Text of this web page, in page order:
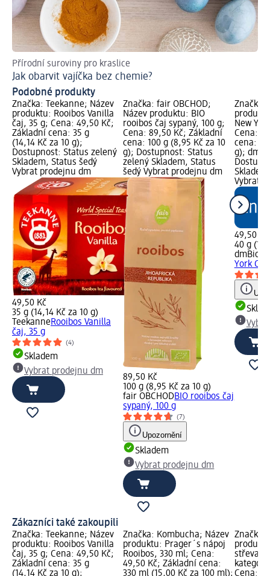
Přírodní suroviny pro kraslice
Jak obarvit vajíčka bez chemie?
Podobné produkty
Značka: Teekanne; Název
produktu: Rooibos Vanilla
čaj, 35 g; Cena: 49,50 Kč;
Základní cena: 35 g
(14,14 Kč za 10 g);
Dostupnost: Status zelený
Skladem, Status šedý
Vybrat prodejnu dm
49,50 Kč
35 g (14,14 Kč za 10 g)
TeekanneRooibos Vanilla
čaj, 35 g
(4)
Skladem
Vybrat prodejnu dm
Značka: fair OBCHOD;
Název produktu: BIO
rooibos čaj sypaný, 100 g;
Cena: 89,50 Kč; Základní
cena: 100 g (8,95 Kč za 10
g); Dostupnost: Status
zelený Skladem, Status
šedý Vybrat prodejnu dm
89,50 Kč
100 g (8,95 Kč za 10 g)
fair OBCHODBIO rooibos čaj
sypaný, 100 g
(7)
Upozornění
Skladem
Vybrat prodejnu dm
Značka:
New
Cena:
cena: 40
g); dm
Vybrat
49,50 Kč
40 g
dmBio
York
Zákazníci také zakoupili
Značka: Teekanne; Název
produktu: Rooibos Vanilla
čaj, 35 g; Cena: 49,50 Kč;
Základní cena: 35 g
(14,14 Kč za 10 g);
Značka: Kombucha; Název
produktu: Prager´s nápoj
Rooibos, 330 ml; Cena:
49,50 Kč; Základní cena:
330 ml (15,00 Kč za 100 ml);
Značka:
střeva,
Cena: